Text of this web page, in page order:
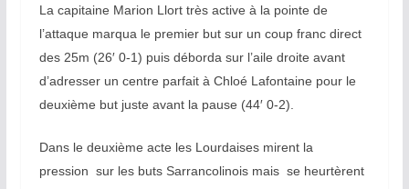
La capitaine Marion Llort très active à la pointe de
l’attaque marqua le premier but sur un coup franc direct
des 25m (26′ 0-1) puis déborda sur l’aile droite avant
d’adresser un centre parfait à Chloé Lafontaine pour le
deuxième but juste avant la pause (44′ 0-2).
Dans le deuxième acte les Lourdaises mirent la
pression sur les buts Sarrancolinois mais se heurtèrent